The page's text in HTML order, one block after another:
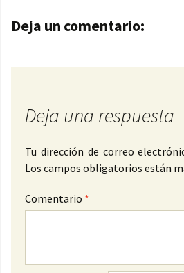
Navegación de
Deja un comentario:
Deja una respuesta
Tu dirección de correo
Los campos obligatorios están
Comentario *